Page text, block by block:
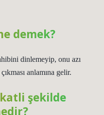
demek?
dinlemeyip, onu azı
anlamına gelir.
şekilde